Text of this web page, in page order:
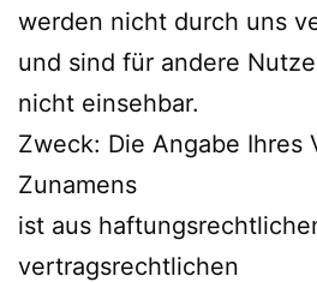
werden nicht durch uns
und sind für andere
nicht einsehbar.
Zweck: Die Angabe Ihres
Zunamens
ist aus
vertragsrechtlichen